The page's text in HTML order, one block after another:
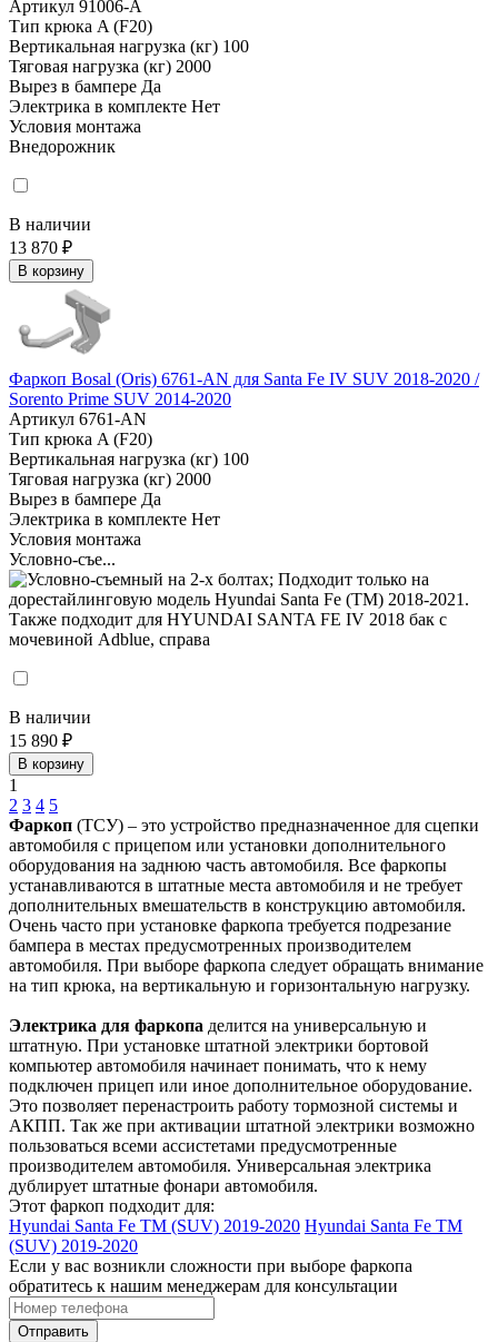
Артикул 91006-A
Тип крюка A (F20)
Вертикальная нагрузка (кг) 100
Тяговая нагрузка (кг) 2000
Вырез в бампере Да
Электрика в комплекте Нет
Условия монтажа
Внедорожник
В наличии
13 870 ₽
В корзину
Фаркоп Bosal (Oris) 6761-AN для Santa Fe IV SUV 2018-2020 /
Sorento Prime SUV 2014-2020
Артикул 6761-AN
Тип крюка A (F20)
Вертикальная нагрузка (кг) 100
Тяговая нагрузка (кг) 2000
Вырез в бампере Да
Электрика в комплекте Нет
Условия монтажа
Условно-съе...
В наличии
15 890 ₽
В корзину
1
2 3 4 5
Фаркоп (ТСУ) – это устройство предназначенное для сцепки
автомобиля с прицепом или установки дополнительного
оборудования на заднюю часть автомобиля. Все фаркопы
устанавливаются в штатные места автомобиля и не требует
дополнительных вмешательств в конструкцию автомобиля.
Очень часто при установке фаркопа требуется подрезание
бампера в местах предусмотренных производителем
автомобиля. При выборе фаркопа следует обращать внимание
на тип крюка, на вертикальную и горизонтальную нагрузку.
Электрика для фаркопа делится на универсальную и
штатную. При установке штатной электрики бортовой
компьютер автомобиля начинает понимать, что к нему
подключен прицеп или иное дополнительное оборудование.
Это позволяет перенастроить работу тормозной системы и
АКПП. Так же при активации штатной электрики возможно
пользоваться всеми ассистетами предусмотренные
производителем автомобиля. Универсальная электрика
дублирует штатные фонари автомобиля.
Этот фаркоп подходит для:
Hyundai Santa Fe TM (SUV) 2019-2020 Hyundai Santa Fe TM
(SUV) 2019-2020
Если у вас возникли сложности при выборе фаркопа
обратитесь к нашим менеджерам для консультации
Отправить